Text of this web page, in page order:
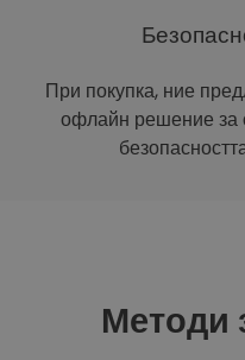
При покупка, ние
офлайн решение за
Методи